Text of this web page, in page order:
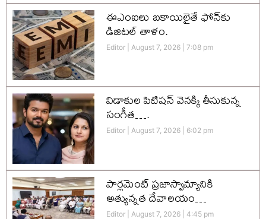
ఈఎంఐలు బకాయిలైతే ఫోన్‌కు
డిజిటల్ తాళం.
Editor August 7, 2026 7:08 pm
విడాకుల పిటిషన్ వెనక్కి తీసుకున్న
సంగీత….
Editor August 7, 2026 6:02 pm
పార్లమెంట్ ప్రజాస్వామ్యానికి
అత్యున్నత దేవాలయం…
Editor August 7, 2026 4:45 pm